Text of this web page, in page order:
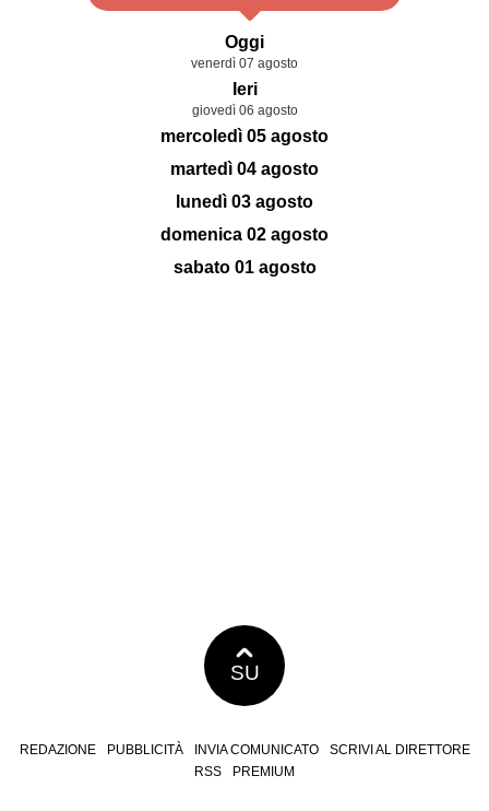
Oggi
venerdì 07 agosto
Ieri
giovedì 06 agosto
mercoledì 05 agosto
martedì 04 agosto
lunedì 03 agosto
domenica 02 agosto
sabato 01 agosto
SU
REDAZIONE PUBBLICITÀ INVIA COMUNICATO
SCRIVI AL DIRETTORE
RSS
PREMIUM